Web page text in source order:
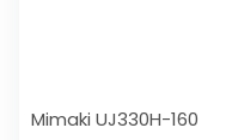
Mimaki UJ330H-160